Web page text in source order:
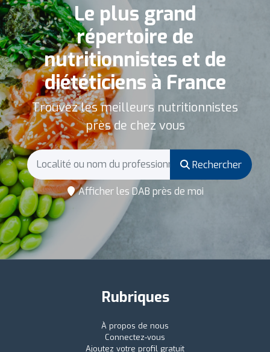
Le plus grand
répertoire de
nutritionnistes et de
diététiciens à France
Trouvez les meilleurs nutritionnistes
près de chez vous
Rechercher
Afficher les DAB près de moi
Rubriques
À propos de nous
Connectez-vous
Ajoutez votre profil gratuit